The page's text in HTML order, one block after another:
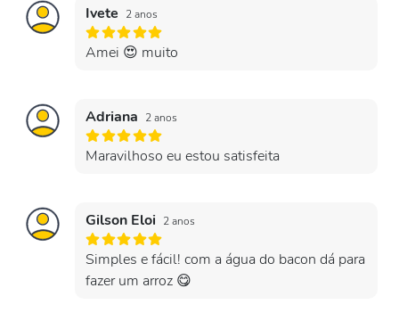
Ivete 2 anos
Amei 😍 muito
Adriana 2 anos
Maravilhoso eu estou satisfeita
Gilson Eloi 2 anos
Simples e fácil! com a água do bacon dá para
fazer um arroz 😋